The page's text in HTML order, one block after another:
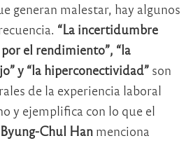
generan malestar, hay algunos
“La incertidumbre
el rendimiento”, “la
y “la hiperconectividad” son
de la experiencia laboral
y ejemplifica con lo que el
Byung-Chul Han menciona